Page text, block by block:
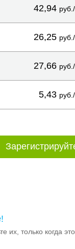
42,94
26,25
27,66
5,43
их, только когда это